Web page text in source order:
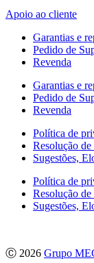
Apoio ao cliente
Garantias e
Pedido de
Revenda
Garantias e
Pedido de
Revenda
Política de
Resolução
Sugestões,
Política de
Resolução
Sugestões,
Ⓒ 2026 Grupo